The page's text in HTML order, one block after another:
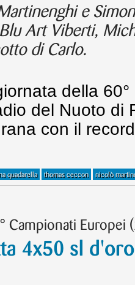
e
Art Viberti,
di Carlo.
della
del Nuoto di
con il
quadarella thomas ceccon nicolò
Campionati Europei
4x50 sl